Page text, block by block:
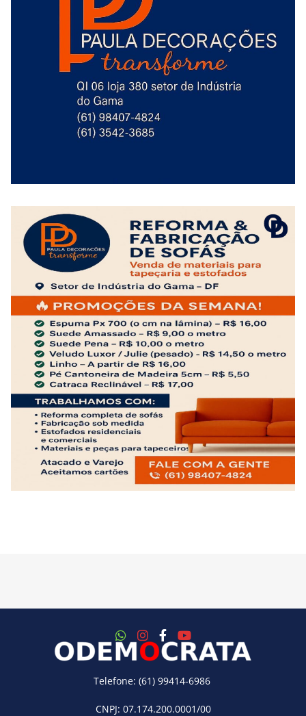
Telefone: (61) 99414-6986
CNPJ: 07.174.200.0001/00